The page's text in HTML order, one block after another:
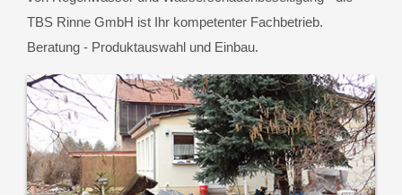
TBS Rinne GmbH ist Ihr kompetenter Fachbetrieb.
Beratung - Produktauswahl und Einbau.